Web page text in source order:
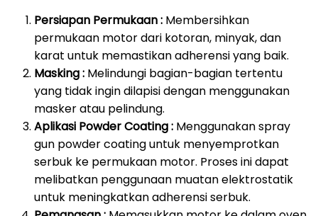
Persiapan Permukaan : Membersihkan
permukaan motor dari kotoran, minyak, dan
karat untuk memastikan adherensi yang baik.
Masking : Melindungi bagian-bagian tertentu
yang tidak ingin dilapisi dengan menggunakan
masker atau pelindung.
Aplikasi Powder Coating : Menggunakan spray
gun powder coating untuk menyemprotkan
serbuk ke permukaan motor. Proses ini dapat
melibatkan penggunaan muatan elektrostatik
untuk meningkatkan adherensi serbuk.